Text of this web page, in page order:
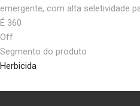
emergente, com alta seletividade
É 360
Off
Segmento do produto
Herbicida